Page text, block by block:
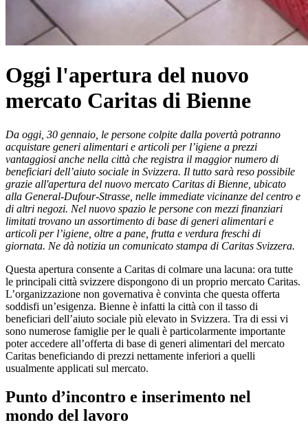
Oggi l'apertura del nuovo
mercato Caritas di Bienne
Da oggi, 30 gennaio, le persone colpite dalla povertà potranno
acquistare generi alimentari e articoli per l’igiene a prezzi
vantaggiosi anche nella città che registra il maggior numero di
beneficiari dell’aiuto sociale in Svizzera. Il tutto sarà reso possibile
grazie all'apertura del nuovo mercato Caritas di Bienne, ubicato
alla General-Dufour-Strasse, nelle immediate vicinanze del centro e
di altri negozi. Nel nuovo spazio le persone con mezzi finanziari
limitati trovano un assortimento di base di generi alimentari e
articoli per l’igiene, oltre a pane, frutta e verdura freschi di
giornata. Ne dà notizia un comunicato stampa di Caritas Svizzera.
Questa apertura consente a Caritas di colmare una lacuna: ora tutte
le principali città svizzere dispongono di un proprio mercato Caritas.
L’organizzazione non governativa è convinta che questa offerta
soddisfi un’esigenza. Bienne è infatti la città con il tasso di
beneficiari dell’aiuto sociale più elevato in Svizzera. Tra di essi vi
sono numerose famiglie per le quali è particolarmente importante
poter accedere all’offerta di base di generi alimentari del mercato
Caritas beneficiando di prezzi nettamente inferiori a quelli
usualmente applicati sul mercato.
Punto d’incontro e inserimento nel
mondo del lavoro